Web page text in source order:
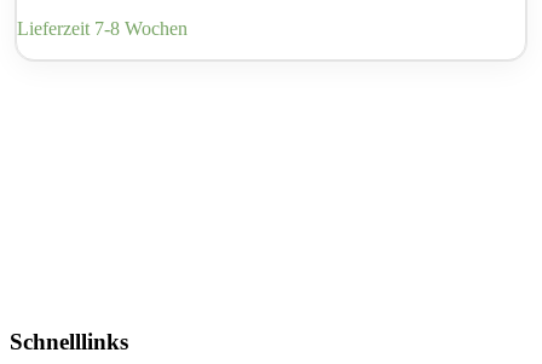
Lieferzeit 7-8 Wochen
Schnelllinks